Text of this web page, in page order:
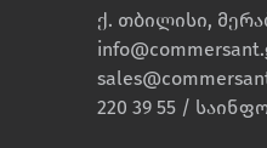
ქ. თბილისი,
220 39 55 /